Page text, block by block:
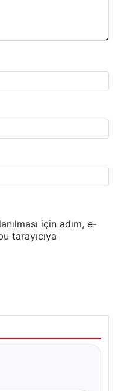
için adım, e-
tarayıcıya